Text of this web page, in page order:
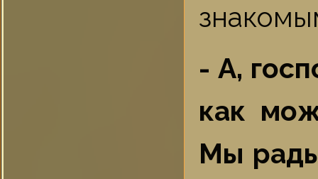
- А,
как
Мы